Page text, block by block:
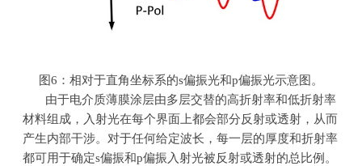
图6 ：相对于直角坐标系的s偏振光和p偏振光示意图。
由于电介质薄膜涂层由多层交替的高折射率和低折射率
材料组成，入射光在每个界面上都会部分反射或透射，从而
产生内部干涉。对于任何给定波长，每一层的厚度和折射率
都可用于确定s偏振和p偏振入射光被反射或透射的总比例。